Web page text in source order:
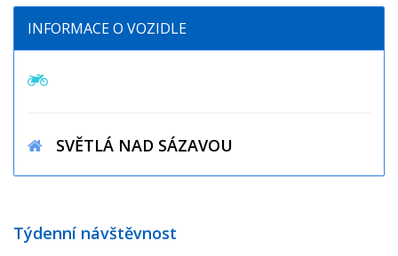
INFORMACE O VOZIDLE
SVĚTLÁ NAD SÁZAVOU
Týdenní návštěvnost